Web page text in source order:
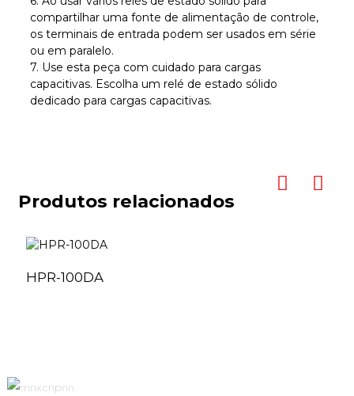
compartilhar uma fonte de alimentação de controle,
os terminais de entrada podem ser usados ​​em série
ou em paralelo.
7. Use esta peça com cuidado para cargas
capacitivas. Escolha um relé de estado sólido
dedicado para cargas capacitivas.
Produtos relacionados
HPR-100DA